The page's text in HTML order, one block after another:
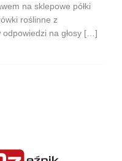
na sklepowe półki
roślinne z
na głosy […]